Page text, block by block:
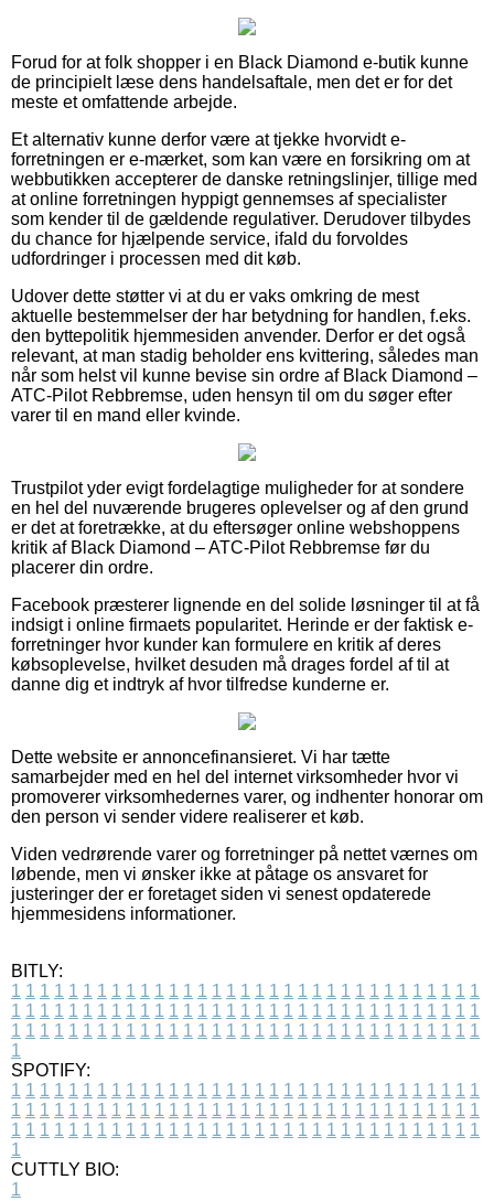
Forud for at folk shopper i en Black Diamond e-butik kunne
de principielt læse dens handelsaftale, men det er for det
meste et omfattende arbejde.
Et alternativ kunne derfor være at tjekke hvorvidt e-
forretningen er e-mærket, som kan være en forsikring om at
webbutikken accepterer de danske retningslinjer, tillige med
at online forretningen hyppigt gennemses af specialister
som kender til de gældende regulativer. Derudover tilbydes
du chance for hjælpende service, ifald du forvoldes
udfordringer i processen med dit køb.
Udover dette støtter vi at du er vaks omkring de mest
aktuelle bestemmelser der har betydning for handlen, f.eks.
den byttepolitik hjemmesiden anvender. Derfor er det også
relevant, at man stadig beholder ens kvittering, således man
når som helst vil kunne bevise sin ordre af Black Diamond –
ATC-Pilot Rebbremse, uden hensyn til om du søger efter
varer til en mand eller kvinde.
Trustpilot yder evigt fordelagtige muligheder for at sondere
en hel del nuværende brugeres oplevelser og af den grund
er det at foretrække, at du eftersøger online webshoppens
kritik af Black Diamond – ATC-Pilot Rebbremse før du
placerer din ordre.
Facebook præsterer lignende en del solide løsninger til at få
indsigt i online firmaets popularitet. Herinde er der faktisk e-
forretninger hvor kunder kan formulere en kritik af deres
købsoplevelse, hvilket desuden må drages fordel af til at
danne dig et indtryk af hvor tilfredse kunderne er.
Dette website er annoncefinansieret. Vi har tætte
samarbejder med en hel del internet virksomheder hvor vi
promoverer virksomhedernes varer, og indhenter honorar om
den person vi sender videre realiserer et køb.
Viden vedrørende varer og forretninger på nettet værnes om
løbende, men vi ønsker ikke at påtage os ansvaret for
justeringer der er foretaget siden vi senest opdaterede
hjemmesidens informationer.
BITLY:
1 1 1 1 1 1 1 1 1 1 1 1 1 1 1 1 1 1 1 1 1 1 1 1 1 1 1 1 1 1 1 1 1
1 1 1 1 1 1 1 1 1 1 1 1 1 1 1 1 1 1 1 1 1 1 1 1 1 1 1 1 1 1 1 1 1
1 1 1 1 1 1 1 1 1 1 1 1 1 1 1 1 1 1 1 1 1 1 1 1 1 1 1 1 1 1 1 1 1
1
SPOTIFY:
1 1 1 1 1 1 1 1 1 1 1 1 1 1 1 1 1 1 1 1 1 1 1 1 1 1 1 1 1 1 1 1 1
1 1 1 1 1 1 1 1 1 1 1 1 1 1 1 1 1 1 1 1 1 1 1 1 1 1 1 1 1 1 1 1 1
1 1 1 1 1 1 1 1 1 1 1 1 1 1 1 1 1 1 1 1 1 1 1 1 1 1 1 1 1 1 1 1 1
1
CUTTLY BIO:
1